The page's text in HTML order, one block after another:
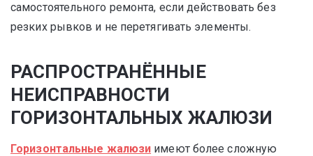
самостоятельного ремонта, если действовать без
резких рывков и не перетягивать элементы.
РАСПРОСТРАНЁННЫЕ
НЕИСПРАВНОСТИ
ГОРИЗОНТАЛЬНЫХ ЖАЛЮЗИ
Горизонтальные жалюзи имеют более сложную